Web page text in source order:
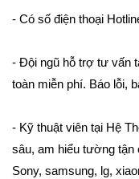
- Có số điện thoại
- Đội ngũ hỗ trợ tư vấn
toàn miễn phí. Báo lỗi,
- Kỹ thuật viên tại Hệ
sâu, am hiểu tường tận
Sony, samsung, lg,